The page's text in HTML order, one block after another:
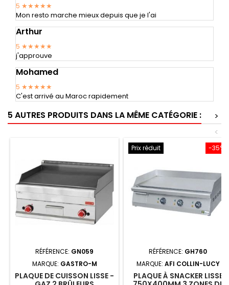
5 ★★★★★
Mon resto marche mieux depuis que je l'ai
Arthur
5 ★★★★★
j'approuve
Mohamed
5 ★★★★★
C'est arrivé au Maroc rapidement
5 AUTRES PRODUITS DANS LA MÊME CATÉGORIE :
>
<
RÉFÉRENCE: GN059
MARQUE: GASTRO-M
PLAQUE DE CUISSON LISSE -
-35%
Prix réduit
RÉFÉRENCE: GH760
MARQUE: AFI COLLIN-LUCY
PLAQUE À SNACKER LISSE